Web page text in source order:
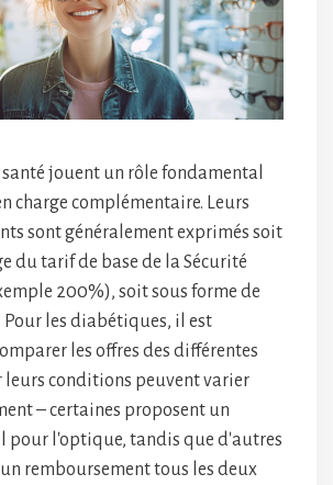
santé jouent un rôle fondamental
charge complémentaire. Leurs
sont généralement exprimés soit
du tarif de base de la Sécurité
200%), soit sous forme de
les diabétiques, il est
les offres des différentes
leurs conditions peuvent varier
– certaines proposent un
pour l'optique, tandis que d'autres
remboursement tous les deux